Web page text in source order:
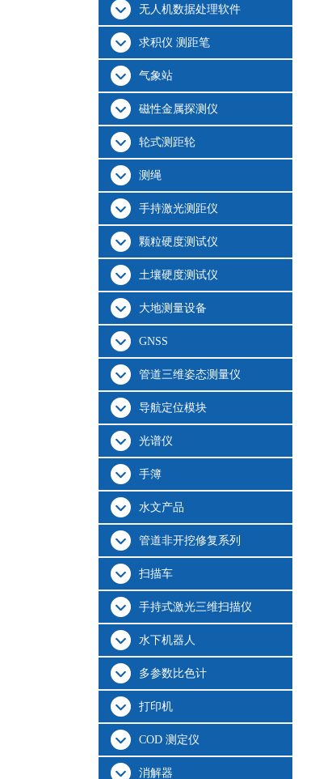
无人机数据处理软件
求积仪 测距笔
气象站
磁性金属探测仪
轮式测距轮
测绳
手持激光测距仪
颗粒硬度测试仪
土壤硬度测试仪
大地测量设备
GNSS
管道三维姿态测量仪
导航定位模块
光谱仪
手簿
水文产品
管道非开挖修复系列
扫描车
手持式激光三维扫描仪
水下机器人
多参数比色计
打印机
COD 测定仪
消解器